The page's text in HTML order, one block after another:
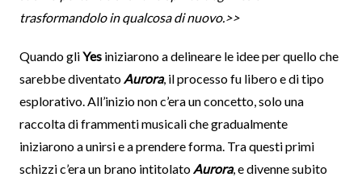
trasformandolo in qualcosa di nuovo.>>
Quando gliYesiniziarono a delineare le idee per quello che
sarebbe diventato Aurora, il processo fu libero e di tipo
esplorativo. All’inizio non c’era un concetto, solo una
raccolta di frammenti musicali che gradualmente
iniziarono a unirsi e a prendere forma. Tra questi primi
schizzi c’era un brano intitolato Aurora, e divenne subito